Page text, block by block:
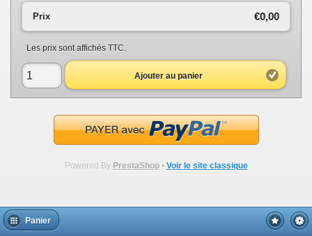
€0,00
Prix
Les prix sont affichés TTC.
Ajouter au panier
Powered By PrestaShop• Voir le site classique
Panier